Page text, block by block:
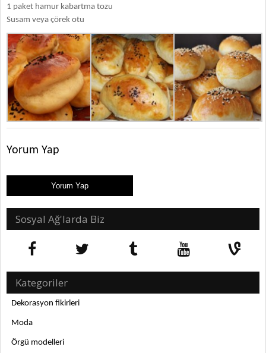
1 paket hamur kabartma tozu
Susam veya çörek otu
Yorum Yap
Sosyal Ağ'larda Biz
Kategoriler
Dekorasyon fikirleri
Moda
Örgü modelleri